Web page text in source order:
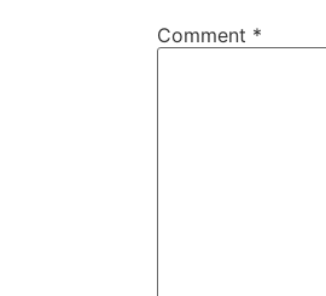
Comment *